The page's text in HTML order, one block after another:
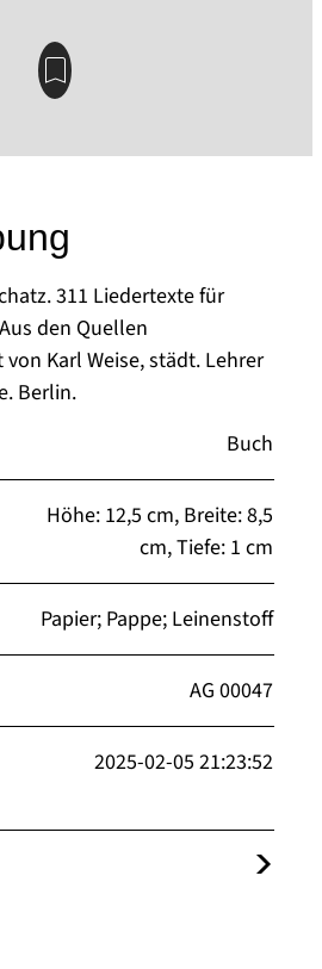
311 Liedertexte für
den Quellen
Karl Weise, städt. Lehrer
Berlin.
Buch
Höhe: 12,5 cm, Breite: 8,5
cm, Tiefe: 1 cm
Papier; Pappe; Leinenstoff
AG 00047
2025-02-05 21:23:52